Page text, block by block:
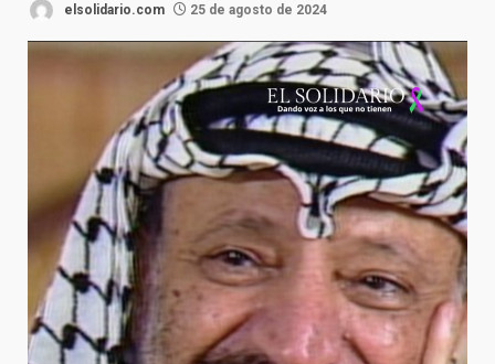
elsolidario.com 25 de agosto de 2024